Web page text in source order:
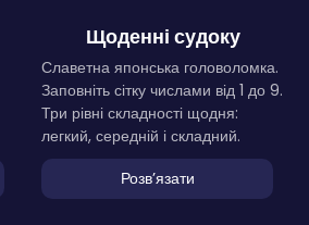
Щоденні судоку
Славетна японська головоломка.
Заповніть сітку числами від 1 до 9.
Три рівні складності щодня:
легкий, середній і складний.
Розвʼязати